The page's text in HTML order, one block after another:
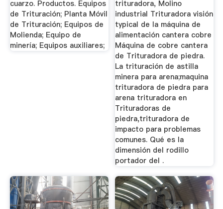
cuarzo. Productos. Equipos
de Trituración; Planta Móvil
de Trituración; Equipos de
Molienda; Equipo de
minería; Equipos auxiliares;
trituradora, Molino
industrial Trituradora visión
typical de la máquina de
alimentación cantera cobre
Máquina de cobre cantera
de Trituradora de piedra.
La trituración de astilla
minera para arena;maquina
trituradora de piedra para
arena trituradora en
Trituradoras de
piedra,trituradora de
impacto para problemas
comunes. Qué es la
dimensión del rodillo
portador del .